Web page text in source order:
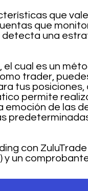
que
que
una
cual es un
trader,
tus
permite
emoción de las
con
un